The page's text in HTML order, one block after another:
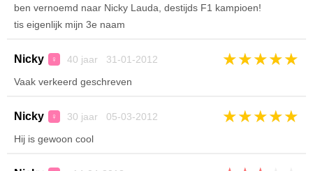
ben vernoemd naar Nicky Lauda, destijds F1 kampioen!
tis eigenlijk mijn 3e naam
Nicky ♀ 40 jaar 31-01-2012 ★★★★★
Vaak verkeerd geschreven
Nicky ♀ 30 jaar 05-03-2012 ★★★★★
Hij is gewoon cool